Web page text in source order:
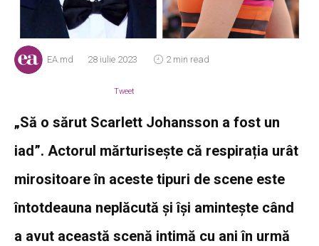
EA.md 28 iulie 2023 2 min read
Tweet
„Să o sărut Scarlett Johansson a fost un
iad”. Actorul mărturisește că respirația urât
mirositoare în aceste tipuri de scene este
întotdeauna neplăcută și își amintește când
a avut această scenă intimă cu ani în urmă